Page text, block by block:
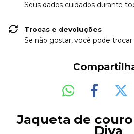
Seus dados cuidados durante
Trocas e devoluções
Se não gostar, você pode trocar
Jaqueta de
Diya